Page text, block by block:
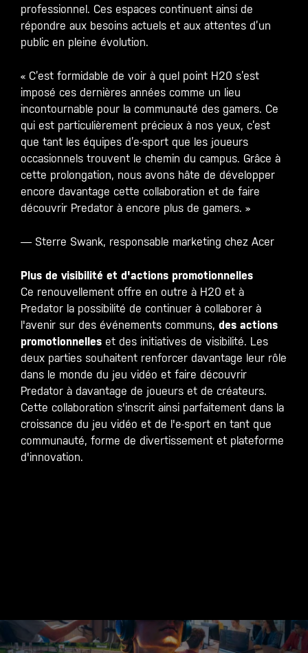
professionnel. Ces espaces continuent ainsi de
répondre aux besoins actuels et aux attentes d’un
public en pleine évolution.
« C’est formidable de voir à quel point H20 s’est
imposé ces dernières années comme un lieu
incontournable pour la communauté des gamers. Ce
qui est particulièrement précieux à nos yeux, c’est
que tant les équipes d’e-sport que les joueurs
occasionnels trouvent le chemin du campus. Grâce à
cette prolongation, nous avons hâte de développer
encore davantage cette collaboration et de faire
découvrir Predator à encore plus de gamers. »
— Sterre Swank, responsable marketing chez Acer
Plus de visibilité et d'actions promotionnelles
Ce renouvellement offre en outre à H20 et à
Predator la possibilité de continuer à collaborer à
l'avenir sur des événements communs, des actions
promotionnelles et des initiatives de visibilité. Les
deux parties souhaitent renforcer davantage leur rôle
dans le monde du jeu vidéo et faire découvrir
Predator à davantage de joueurs et de créateurs.
Cette collaboration s'inscrit ainsi parfaitement dans la
croissance du jeu vidéo et de l'e-sport en tant que
communauté, forme de divertissement et plateforme
d'innovation.